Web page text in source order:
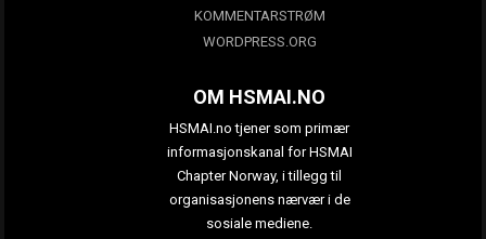
KOMMENTARSTRØM
WORDPRESS.ORG
OM HSMAI.NO
HSMAI.no tjener som primær
informasjonskanal for HSMAI
Chapter Norway, i tillegg til
organisasjonens nærvær i de
sosiale mediene.